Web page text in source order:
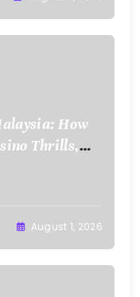
How
Thrills,
August 1, 2026